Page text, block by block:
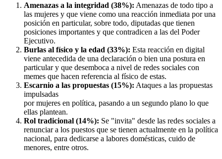
Amenazas a la integridad (38%): Amenazas de todo tipo a
las mujeres y que viene como una reacción inmediata por una
posición en particular, sobre todo, diputadas que tienen
posiciones importantes y que contradicen a las del Poder
Ejecutivo.
Burlas al físico y la edad (33%): Esta reacción en digital
viene antecedida de una declaración o bien una postura en
particular y que desemboca a nivel de redes sociales con
memes que hacen referencia al físico de estas.
Escarnio a las propuestas (15%): Ataques a las propuestas
impulsadas
por mujeres en política, pasando a un segundo plano lo que
ellas plantean.
Rol tradicional (14%): Se "invita" desde las redes sociales a
renunciar a los puestos que se tienen actualmente en la política
nacional, para dedicarse a labores domésticas, cuido de
menores, entre otros.